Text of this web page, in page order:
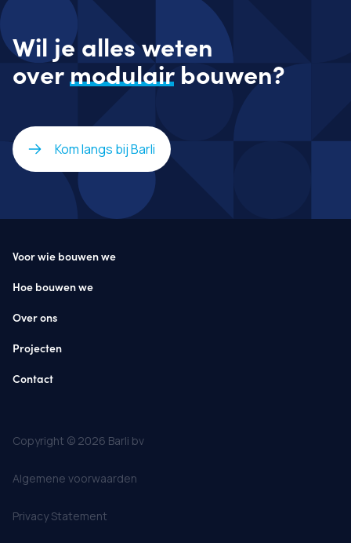
Wil je alles weten
overmodulairbouwen?
Kom langs bij Barli
Voor wie bouwen we
Hoe bouwen we
Over ons
Projecten
Contact
Copyright © 2026 Barli bv
Algemene voorwaarden
Privacy Statement